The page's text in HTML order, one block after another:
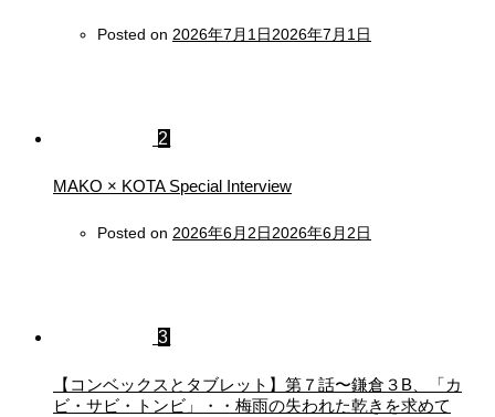
Posted on 2026年7月1日2026年7月1日
2
MAKO × KOTA Special Interview
Posted on 2026年6月2日2026年6月2日
3
【コンベックスとタブレット】第７話〜鎌倉３B、「カ
ビ・サビ・トンビ」・・梅雨の失われた乾きを求めて